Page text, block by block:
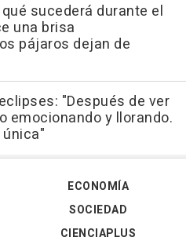
sucederá durante el
una brisa
pájaros dejan de
"Después de ver
emocionando y llorando.
ECONOMÍA
SOCIEDAD
CIENCIAPLUS